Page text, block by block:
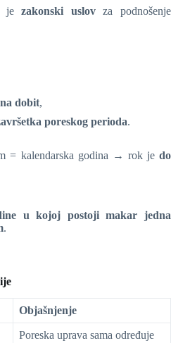
jezakonski uslovza podnošenje
dobit,
poreskog perioda.
= kalendarska godina → rok je do
u kojoj postoji makar jedna
.
Objašnjenje
Poreska uprava sama određuje